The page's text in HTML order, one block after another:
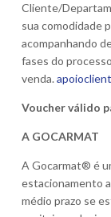
Cliente/
sua comodidade
acompanhando
fases do
venda.
Voucher válido
A GOCARMAT
A Gocarmat® é
estacionamento
médio prazo se